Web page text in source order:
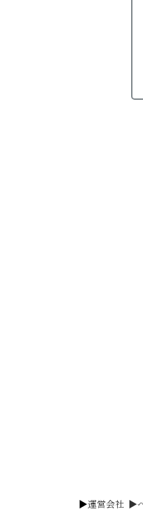
▶︎運営会社 ▶︎